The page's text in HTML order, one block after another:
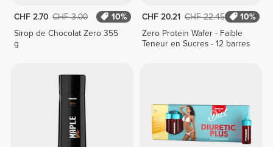
CHF 2.70 CHF 3.00
10%
Sirop de Chocolat Zero 355
g
CHF 20.21 CHF 22.45
10%
Zero Protein Wafer - Faible
Teneur en Sucres - 12 barres